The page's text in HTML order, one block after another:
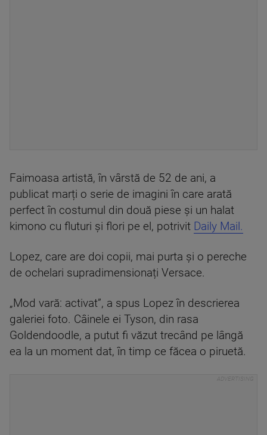
Faimoasa artistă, în vârstă de 52 de ani, a
publicat marți o serie de imagini în care arată
perfect în costumul din două piese și un halat
kimono cu fluturi și flori pe el, potrivit Daily Mail.
Lopez, care are doi copii, mai purta și o pereche
de ochelari supradimensionați Versace.
„Mod vară: activat”, a spus Lopez în descrierea
galeriei foto. Câinele ei Tyson, din rasa
Goldendoodle, a putut fi văzut trecând pe lângă
ea la un moment dat, în timp ce făcea o piruetă.